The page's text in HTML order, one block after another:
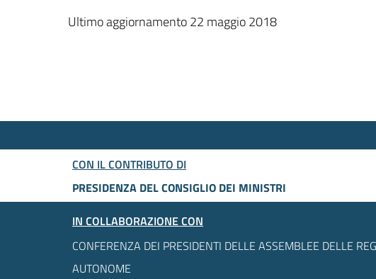
Ultimo aggiornamento 22 maggio 2018
CON IL CONTRIBUTO DI
PRESIDENZA DEL CONSIGLIO DEI MINISTRI
IN COLLABORAZIONE CON
CONFERENZA DEI PRESIDENTI DELLE ASSEMBLEE DELLE
AUTONOME